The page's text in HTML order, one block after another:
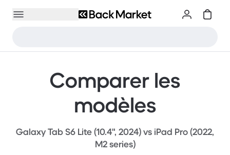
Comparer les
modèles
Galaxy Tab S6 Lite (10.4", 2024) vs iPad Pro (2022,
M2 series)